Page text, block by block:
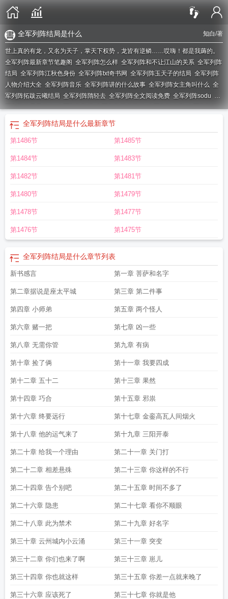
知白/著
全军列阵结局是什么
世上真的有龙，又名为天子，掌天下权势，龙皆有逆鳞……哎嗨！都是我薅的。
全军列阵最新章节笔趣阁 全军列阵怎么样 全军列阵和不让江山的关系 全军列阵
结局 全军列阵江秋色身份 全军列阵txt奇书网 全军列阵玉天子的结局 全军列阵
人物介绍大全 全军列阵音乐 全军列阵讲的什么故事 全军列阵女主角叫什么 全
军列阵拓跋云曦结局 全军列阵隋轻去 全军列阵全文阅读免费 全军列阵sodu 全
军列阵结局是什么全军列阵TXT全军列阵百度百科全军列阵有声全军列阵拓
全军列阵金鱼是什么身份 全军列阵全文阅读
列阵辛先生什么身份
军列阵谢子奈身世
全军列阵辛先生是谁
阅读
全军列阵钱老头 全军列阵全文免费阅读 全军列阵知白笔趣阁
微微结局全军列阵内容简介 全军列阵人物简介全军列阵文学馆
分全军列阵人物 全军列阵啥意思
阵完结了吗
全军列阵 第197章全军列阵女主是谁
列阵蒙恬全军列阵什么意思 全军列阵是谁的台词
军列阵等级境界划分全军列阵林叶全军列阵 得令全军列阵子奈身世全军列阵
txt全军列阵拓跋云溪 全军列阵人物介绍
军列阵拓跋烈是反叛吗全军列阵好看吗全军列阵最新章节目录全军列阵钱爷身
份结局全军列阵 知白 全军列阵人物关系图全军列阵是什么意思
奈 全军列阵得令的意思 全军列阵知白最新章节 全军列阵最新
境界全军列阵主角 全军列阵江秋色结局全军列阵谢云溪真实身份
列阵笔趣趣 全军列阵 第198章 全军列阵最新章节 全军列阵玉天子
主全军列阵TXT八零 全军列阵大结局
免费听全军列阵得令 全军列阵拓跋烈是好人还是坏人全军列阵拓跋烈下场
军列阵百科 全军列阵类似 全军列阵拓跋烈结局全军列阵讲的啥
阵笔趣阁全军列阵简介 全军列阵和长宁帝军的关系
全军列阵结局是什么最新章节
第1486节 第1485节
第1484节 第1483节
第1482节 第1481节
第1480节 第1479节
第1478节 第1477节
第1476节 第1475节
全军列阵结局是什么章节列表
新书感言 第一章 菩萨和名字
第二章据说是座太平城 第三章 第二件事
第四章 小师弟 第五章 两个怪人
第六章 赌一把 第七章 凶一些
第八章 无需你管 第九章 有病
第十章 捡了俩 第十一章 我要四成
第十二章 五十二 第十三章 果然
第十四章 巧合 第十五章 邪祟
第十六章 终要远行 第十七章 金銮高瓦人间烟火
第十八章 他的运气来了 第十九章 三阳开泰
第二十章 给我一个理由 第二十一章 关门打
第二十二章 相差悬殊 第二十三章 你这样的不行
第二十四章 告个别吧 第二十五章 时间不多了
第二十六章 隐患 第二十七章 看你不顺眼
第二十八章 此为禁术 第二十九章 好名字
第三十章 云州城内小云涌 第三十一章 突变
第三十二章 你们也来了啊 第三十三章 崽儿
第三十四章 你也就这样 第三十五章 你差一点就来晚了
第三十六章 应该死了 第三十七章 你就是他